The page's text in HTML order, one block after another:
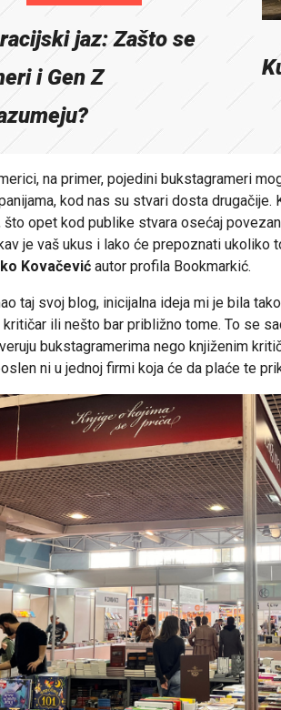
jaz: Zašto se
i Gen Z
na primer, pojedini bukstagrameri
kod nas su stvari dosta drugačije.
što opet kod publike stvara osećaj
je vaš ukus i lako će prepoznati ukoliko
Kovačević autor profila Bookmarkić.
taj svoj blog, inicijalna ideja mi je bila
kritičar ili nešto bar približno tome. To se
bukstagramerima nego knjiženim
ni u jednoj firmi koja će da plaće te